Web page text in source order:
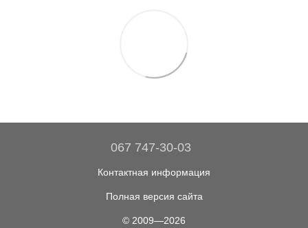
067 747-30-03
Контактная информация
Полная версия сайта
© 2009—2026